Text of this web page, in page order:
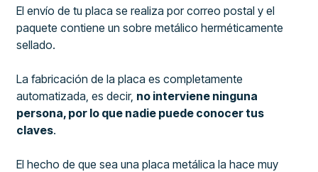
El envío de tu placa se realiza por correo postal y el
paquete contiene un sobre metálico herméticamente
sellado.
La fabricación de la placa es completamente
automatizada, es decir, no interviene ninguna
persona, por lo que nadie puede conocer tus
claves.
El hecho de que sea una placa metálica la hace muy